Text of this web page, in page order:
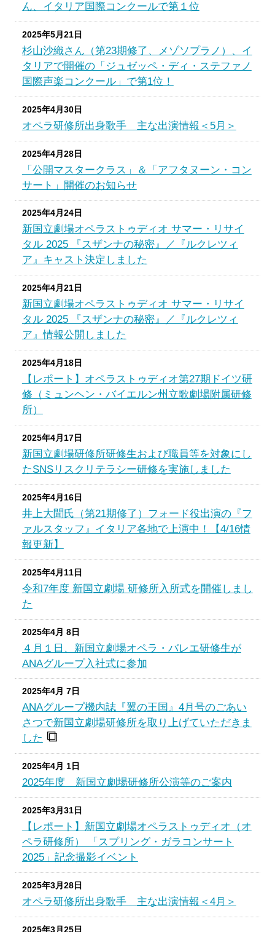
ん、イタリア国際コンクールで第１位
2025年5月21日
杉山沙織さん（第23期修了、メゾソプラノ）、イ
タリアで開催の「ジュゼッペ・ディ・ステファノ
国際声楽コンクール」で第1位！
2025年4月30日
オペラ研修所出身歌手 主な出演情報＜5月＞
2025年4月28日
「公開マスタークラス」＆「アフタヌーン・コン
サート」開催のお知らせ
2025年4月24日
新国立劇場オペラストゥディオ サマー・リサイ
タル 2025 『スザンナの秘密』／『ルクレツィ
ア』キャスト決定しました
2025年4月21日
新国立劇場オペラストゥディオ サマー・リサイ
タル 2025 『スザンナの秘密』／『ルクレツィ
ア』情報公開しました
2025年4月18日
【レポート】オペラストゥディオ第27期ドイツ研
修（ミュンヘン・バイエルン州立歌劇場附属研修
所）
2025年4月17日
新国立劇場研修所研修生および職員等を対象にし
たSNSリスクリテラシー研修を実施しました
2025年4月16日
井上大聞氏（第21期修了）フォード役出演の『フ
ァルスタッフ』イタリア各地で上演中！【4/16情
報更新】
2025年4月11日
令和7年度 新国立劇場 研修所入所式を開催しまし
た
2025年4月 8日
４月１日、新国立劇場オペラ・バレエ研修生が
ANAグループ入社式に参加
2025年4月 7日
ANAグループ機内誌『翼の王国』4月号のごあい
さつで新国立劇場研修所を取り上げていただきま
した
2025年4月 1日
2025年度 新国立劇場研修所公演等のご案内
2025年3月31日
【レポート】新国立劇場オペラストゥディオ（オ
ペラ研修所） 「スプリング・ガラコンサート
2025」記念撮影イベント
2025年3月28日
オペラ研修所出身歌手 主な出演情報＜4月＞
2025年3月25日